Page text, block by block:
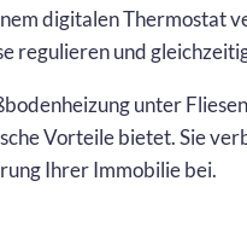
digitalen Thermostat
regulieren und
unter
Vorteile bietet. Sie
Ihrer Immobilie bei.